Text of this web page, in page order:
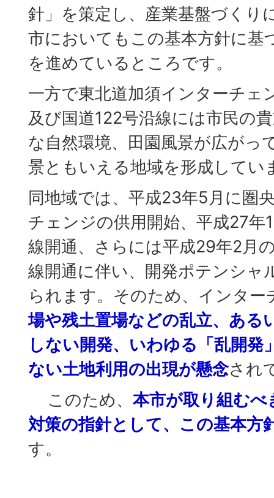
針」を策定し、産業基盤づくり
市においてもこの基本方針に基
を進めているところです。
一方で東北道加須インターチェ
及び国道122号沿線には市民の
な自然環境、田園風景が広がっ
景ともいえる地域を形成してい
同地域では、平成23年5月に圏
チェンジの供用開始、平成27年
線開通、さらには平成29年2月
線開通に伴い、開発ポテンシャ
られます。そのため、インター
場や残土置場などの乱立、ある
しない開発、いわゆる「乱開発
ない土地利用の出現が懸念され
このため、 本市が取り組むべ
対策の指針として、この基本方
す。